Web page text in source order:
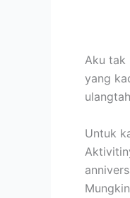
Aku tak
yang
Untuk